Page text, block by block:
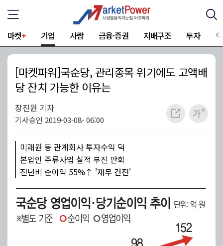
마켓+ 기업 사람 금융·증권 지배구조 투자
[마켓파워]국순당, 관리종목 위기에도 고액배
당 잔치 가능한 이유는
장진원 기자
기사승인 2019-03-08- 06:00
미래원 등 관계회사 투자수익 덕
본업인 주류사업 실적 부진 만회
전년비 순이익 55%↑ '재무 건전'